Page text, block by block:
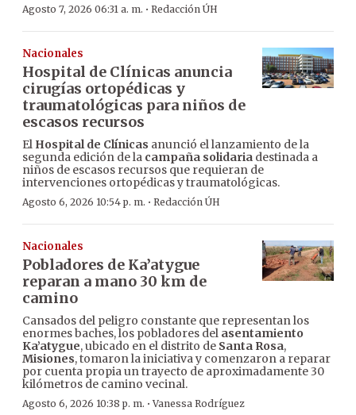
Agosto 7, 2026 06:31 a. m. · Redacción ÚH
Nacionales
Hospital de Clínicas anuncia
cirugías ortopédicas y
traumatológicas para niños de
escasos recursos
El Hospital de Clínicas anunció el lanzamiento de la
segunda edición de la campaña solidaria destinada a
niños de escasos recursos que requieran de
intervenciones ortopédicas y traumatológicas.
Agosto 6, 2026 10:54 p. m. · Redacción ÚH
Nacionales
Pobladores de Ka’atygue
reparan a mano 30 km de
camino
Cansados del peligro constante que representan los
enormes baches, los pobladores del asentamiento
Ka’atygue, ubicado en el distrito de Santa Rosa,
Misiones, tomaron la iniciativa y comenzaron a reparar
por cuenta propia un trayecto de aproximadamente 30
kilómetros de camino vecinal.
Agosto 6, 2026 10:38 p. m. ·Vanessa Rodríguez